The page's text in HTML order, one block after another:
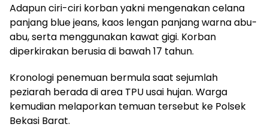
Adapun ciri-ciri korban yakni mengenakan celana
panjang blue jeans, kaos lengan panjang warna abu-
abu, serta menggunakan kawat gigi. Korban
diperkirakan berusia di bawah 17 tahun.
Kronologi penemuan bermula saat sejumlah
peziarah berada di area TPU usai hujan. Warga
kemudian melaporkan temuan tersebut ke Polsek
Bekasi Barat.